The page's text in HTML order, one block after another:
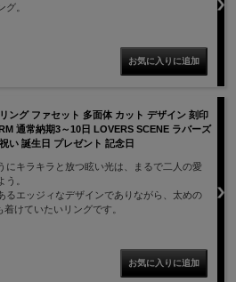
グ。
ング ファセット 多面体 カット デザイン 刻印
通常納期3～10日 LOVERS SCENE ラバーズ
い 誕生日 プレゼント 記念日
にキラキラと放つ眩い光は、まるで二人の愛
う。
るエッジィなデザインでありながら、太めの
けていたいリングです。